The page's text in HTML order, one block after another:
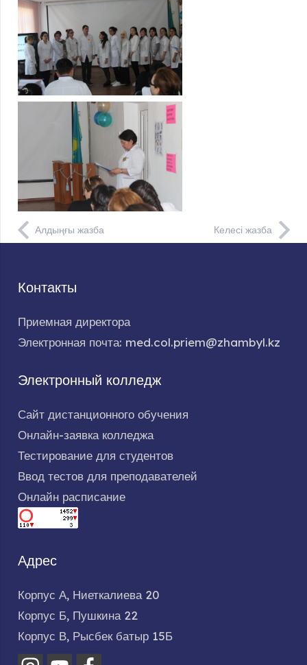
Алдыңғы жазба Келесі жазба
Контакты
Приемная директора
Электронная почта: med.col.priem@zhambyl.kz
Электронный колледж
Сайт дистанционного обучения
Онлайн-заявка колледжа
Тестирование для студентов
Ввод тестов для преподавателей
Онлайн расписание
Адрес
Корпус А, Ниеткалиева 20
Корпус Б, Пушкина 22
Корпус В, Рысбек батыр 15Б